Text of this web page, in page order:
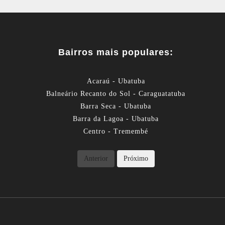
Bairros mais populares:
Acaraú - Ubatuba
Balneário Recanto do Sol - Caraguatatuba
Barra Seca - Ubatuba
Barra da Lagoa - Ubatuba
Centro - Tremembé
Anterior Próximo